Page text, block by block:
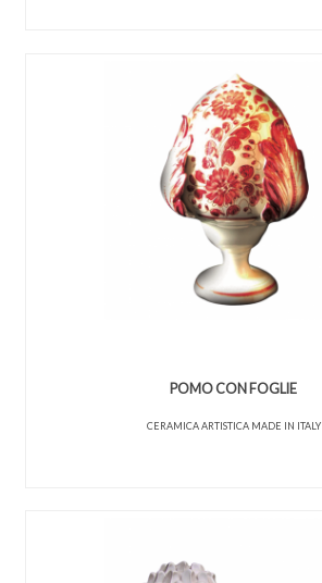
POMO CON FOGLIE
CERAMICA ARTISTICA MADE IN ITALY